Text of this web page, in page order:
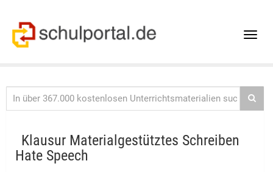
Toggle
Klausur Materialgestütztes Schreiben
Hate Speech